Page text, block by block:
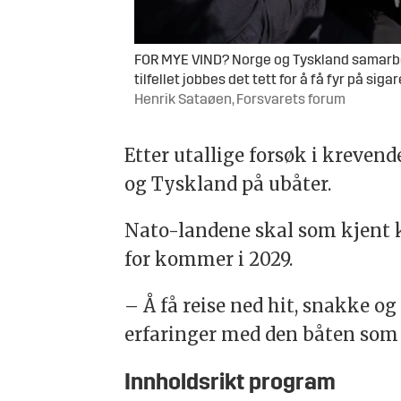
FOR MYE VIND? Norge og Tyskland
tilfellet jobbes det tett for å få fyr på
Henrik Sataøen, Forsvarets forum
Etter utallige forsøk i
og Tyskland på ubåter.
Nato-landene skal som kjent
for kommer i 2029.
– Å få reise ned hit, snakke
erfaringer med den båten
Innholdsrikt program